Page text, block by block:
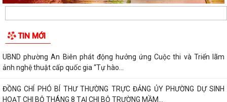
TIN MỚI
UBND phường An Biên phát động hưởng ứng Cuộc thi và Triển lãm
ảnh nghệ thuật cấp quốc gia “Tự hào...
ĐỒNG CHÍ PHÓ BÍ THƯ THƯỜNG TRỰC ĐẢNG ỦY PHƯỜNG DỰ SINH
HOẠT CHI BỘ THÁNG 8 TẠI CHI BỘ TRƯỜNG MẦM...